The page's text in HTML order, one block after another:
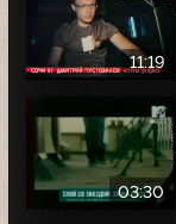
11:19
03:30